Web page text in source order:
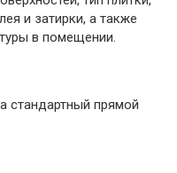
и затирки, а также
в помещении.
стандартный прямой